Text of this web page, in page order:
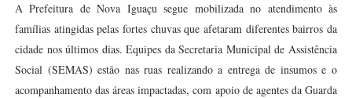
A Prefeitura de Nova Iguaçu segue mobilizada no atendimento às
famílias atingidas pelas fortes chuvas que afetaram diferentes bairros da
cidade nos últimos dias. Equipes da Secretaria Municipal de Assistência
Social (SEMAS) estão nas ruas realizando a entrega de insumos e o
acompanhamento das áreas impactadas, com apoio de agentes da Guarda